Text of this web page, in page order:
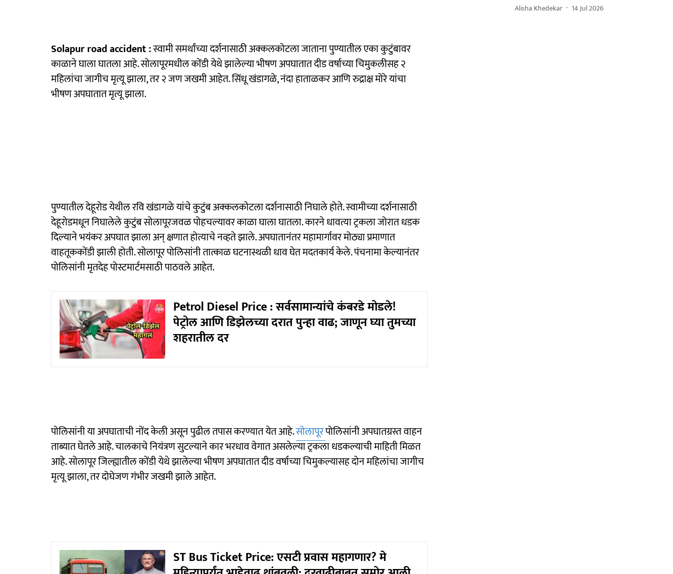
Solapur road accident :स्वामी समर्थांच्या दर्शनासाठी अक्कलकोटला जाताना पुण्यातील एका कुटुंबावर
काळाने घाला घातला आहे. सोलापूरमधील कोंडी येथे झालेल्या भीषण अपघातात दीड वर्षाच्या चिमुकलीसह २
महिलांचा जागीच मृत्यू झाला, तर २ जण जखमी आहेत. सिंधू खंडागळे, नंदा हाताळकर आणि रुद्राक्ष मोरे यांचा
भीषण अपघातात मृत्यू झाला.
पुण्यातील देहूरोड येथील रवि खंडागळे यांचे कुटुंब अक्कलकोटला दर्शनासाठी निघाले होते. स्वामीच्या दर्शनासाठी
देहूरोडमधून निघालेले कुटुंब सोलापूरजवळ पोहचल्यावर काळा घाला घातला. कारने धावत्या ट्रकला जोरात धडक
दिल्याने भयंकर अपघात झाला अन् क्षणात होत्याचे नव्हते झाले. अपघातानंतर महामार्गावर मोठ्या प्रमाणात
वाहतूककोंडी झाली होती. सोलापूर पोलिसांनी तात्काळ घटनास्थळी धाव घेत मदतकार्य केले. पंचनामा केल्यानंतर
पोलिसांनी मृतदेह पोस्टमार्टमसाठी पाठवले आहेत.
Petrol Diesel Price : सर्वसामान्यांचे कंबरडे मोडले!
पेट्रोल आणि डिझेलच्या दरात पुन्हा वाढ; जाणून घ्या तुमच्या
शहरातील दर
पोलिसांनी या अपघाताची नोंद केली असून पुढील तपास करण्यात येत आहे.सोलापूरपोलिसांनी अपघातग्रस्त वाहन
ताब्यात घेतले आहे. चालकाचे नियंत्रण सुटल्याने कार भरधाव वेगात असलेल्या ट्रकला धडकल्याची माहिती मिळत
आहे. सोलापूर जिल्ह्यातील कोंडी येथे झालेल्या भीषण अपघातात दीड वर्षाच्या चिमुकल्यासह दोन महिलांचा जागीच
मृत्यू झाला, तर दोघेजण गंभीर जखमी झाले आहेत.
ST Bus Ticket Price: एसटी प्रवास महागणार? मे
Alisha Khedekar 14 Jul 2026